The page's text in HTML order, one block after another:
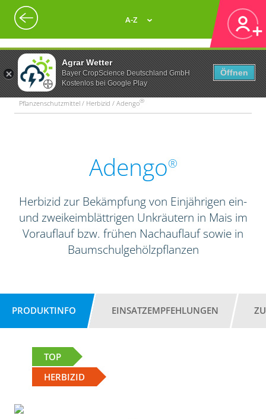
Agrar Wetter
Bayer CropScience Deutschland GmbH
Kostenlos bei Google Play
Öffnen
A-Z
Pflanzenschutzmittel / Herbizid / Adengo®
Adengo®
Herbizid zur Bekämpfung von Einjährigen ein-
und zweikeimblättrigen Unkräutern in Mais im
Vorauflauf bzw. frühen Nachauflauf sowie in
Baumschulgehölzpflanzen
PRODUKTINFO EINSATZEMPFEHLUNGEN
TOP
HERBIZID